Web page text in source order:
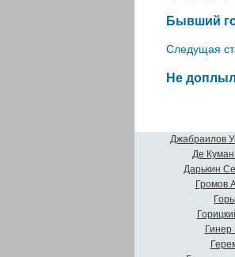
Бывший
Следущая
Не
Джабраилов
Де
Дарькин
Громов
Гинер